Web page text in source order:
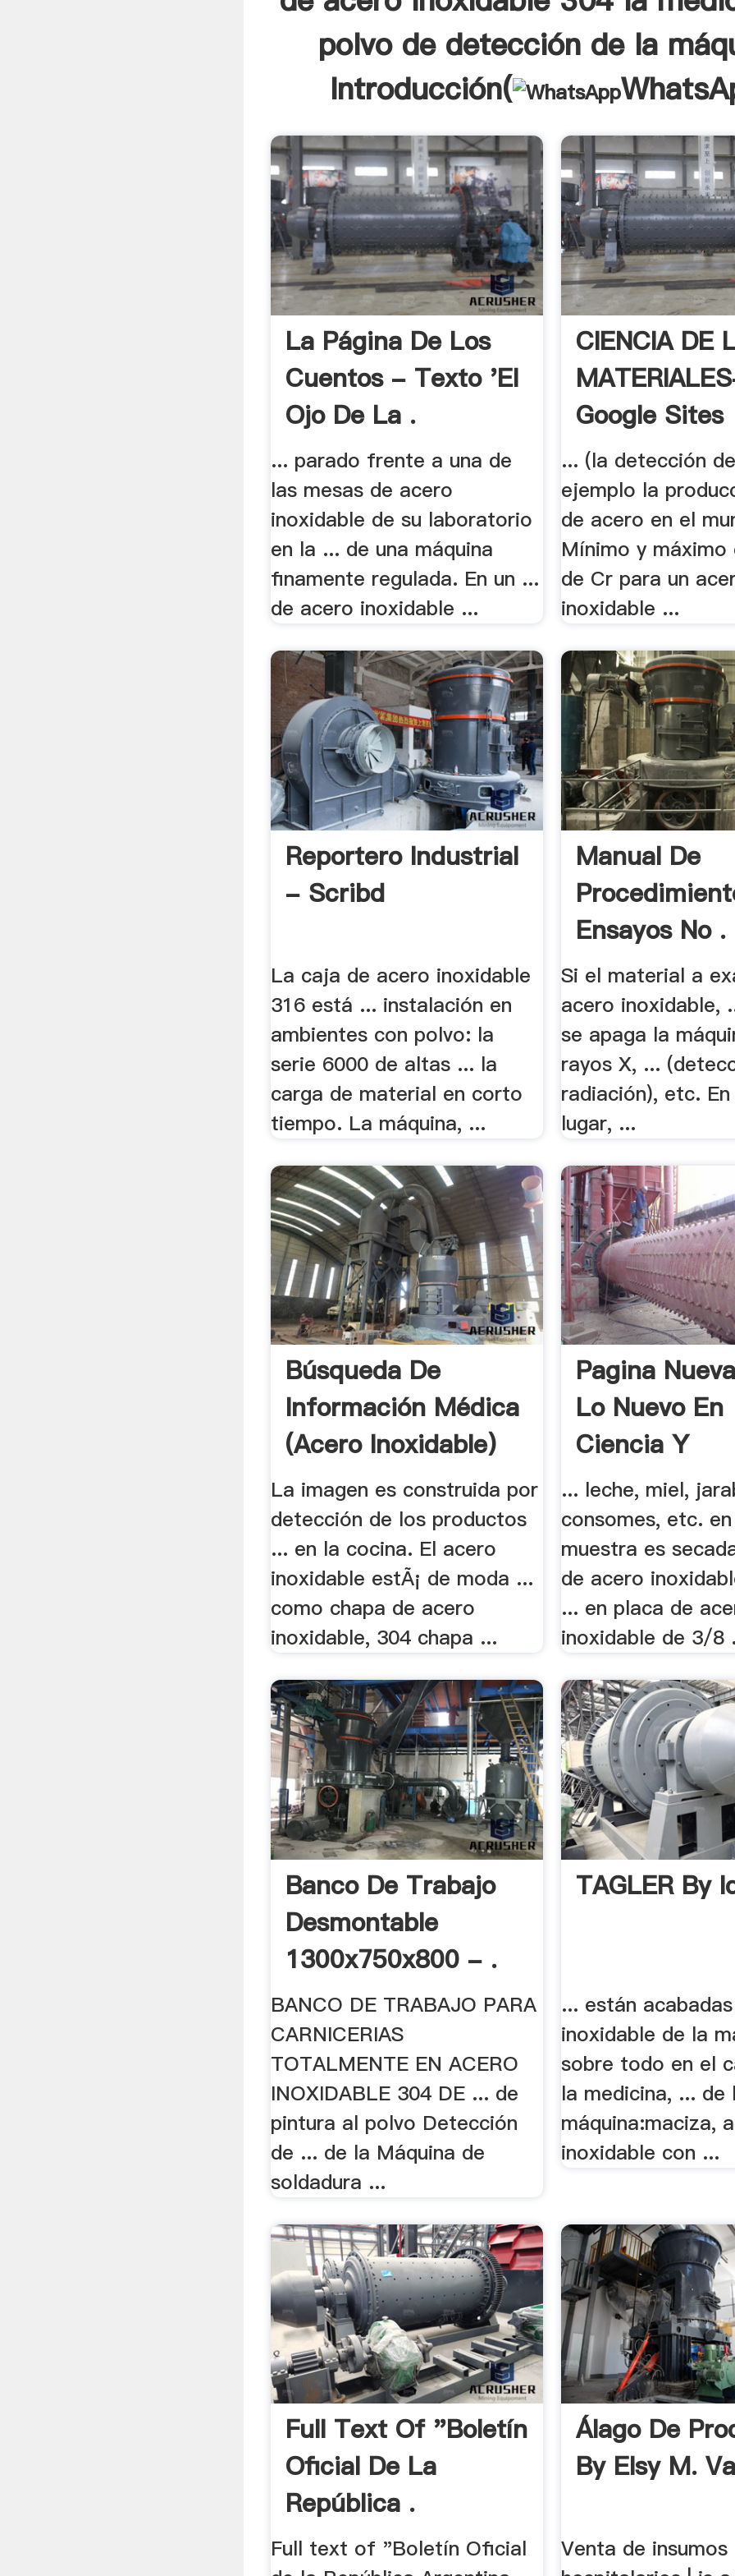
polvo de detección de la
Introducción(
La Página De Los
Cuentos - Texto 'El
Ojo De La .
... parado frente a una de
las mesas de acero
inoxidable de su laboratorio
en la ... de una máquina
finamente regulada. En un ...
de acero inoxidable ...
CIENCIA DE
Google Sites
... (la detección
ejemplo la
de acero en el
Mínimo y
de Cr para un
inoxidable ...
Reportero Industrial
- Scribd
La caja de acero inoxidable
316 está ... instalación en
ambientes con polvo: la
serie 6000 de altas ... la
carga de material en corto
tiempo. La máquina, ...
Manual De
Ensayos No .
Si el material a
acero inoxidable,
se apaga la
rayos X, ...
radiación), etc.
lugar, ...
Búsqueda De
Información Médica
(Acero Inoxidable)
La imagen es construida por
detección de los productos
... en la cocina. El acero
inoxidable estÃ¡ de moda ...
como chapa de acero
inoxidable, 304 chapa ...
Pagina
Lo Nuevo En
Ciencia Y
Tecnologia
... leche, miel,
consomes, etc.
muestra es
de acero
... en placa de
inoxidable de 3/8
Banco De Trabajo
Desmontable
1300x750x800 - .
BANCO DE TRABAJO PARA
CARNICERIAS
TOTALMENTE EN ACERO
INOXIDABLE 304 DE ... de
pintura al polvo Detección
de ... de la Máquina de
soldadura ...
TAGLER By
... están
inoxidable de la
sobre todo en el
la medicina, ... de
máquina:maciza,
inoxidable con ...
Full Text Of "Boletín
Oficial De La
República .
Full text of "Boletín Oficial
Álago De
By Elsy M.
Venta de